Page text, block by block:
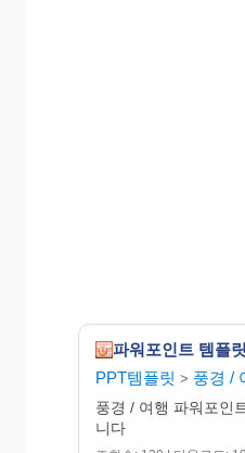
파워포인트 템플
PPT템플릿 > 풍경 /
풍경 / 여행 파워포인
니다